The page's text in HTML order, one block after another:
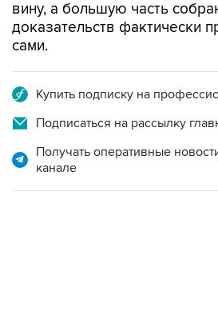
вину, а большую часть
доказательств фактически
сами.
Купить подписку на
Подписаться на рассылку
Получать оперативные
канале